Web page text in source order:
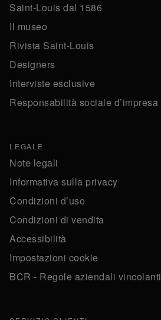
Saint-Louis dal 1586
Il museo
Rivista Saint-Louis
Designers
Interviste esclusive
Responsabilità sociale d’impresa
LEGALE
Note legali
Informativa sulla privacy
Condizioni d’uso
Condizioni di vendita
Accessibilità
Impostazioni cookie
BCR - Regole aziendali vincolanti